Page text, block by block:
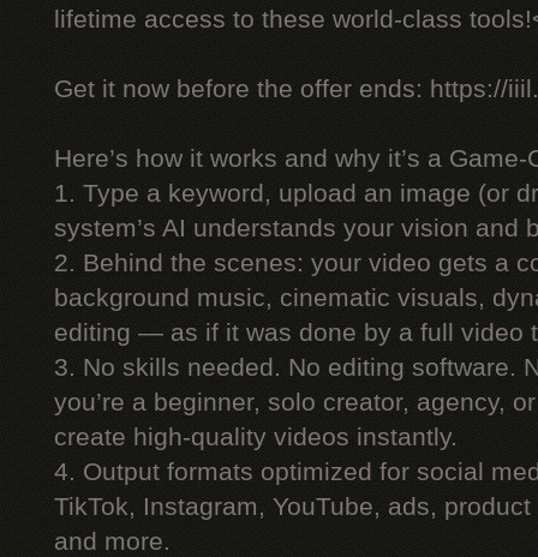
lifetime access to these world-class
Get it now before the offer ends: https://
Here’s how it works and why it’s a Game-
1. Type a keyword, upload an image (or
system’s AI understands your vision and
2. Behind the scenes: your video gets a
background music, cinematic visuals,
editing — as if it was done by a full video
3. No skills needed. No editing software.
you’re a beginner, solo creator, agency,
create high-quality videos instantly.
4. Output formats optimized for social
TikTok, Instagram, YouTube, ads,
and more.